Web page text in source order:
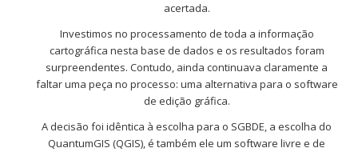
acertada.
Investimos no processamento de toda a informação
cartográfica nesta base de dados e os resultados foram
surpreendentes. Contudo, ainda continuava claramente a
faltar uma peça no processo: uma alternativa para o software
de edição gráfica.
A decisão foi idêntica à escolha para o SGBDE, a escolha do
QuantumGIS (QGIS), é também ele um software livre e de